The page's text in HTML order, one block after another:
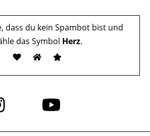
dass du kein Spambot bist und
das Symbol Herz.
Folge
auf